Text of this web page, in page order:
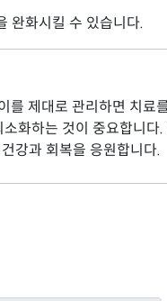
완화시킬 수 있습니다.
제대로 관리하면 치료
화하는 것이 중요합니
강과 회복을 응원합니다.